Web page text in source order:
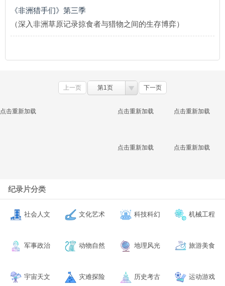
《非洲猎手们》第三季
（深入非洲草原记录掠食者与猎物之间的生存博弈）
上一页 第1页 下一页
点击重新加载 点击重新加载 点击重新加载
点击重新加载 点击重新加载
纪录片分类
社会人文 文化艺术 科技科幻 机械工程
军事政治 动物自然 地理风光 旅游美食
宇宙天文 灾难探险 历史考古 运动游戏